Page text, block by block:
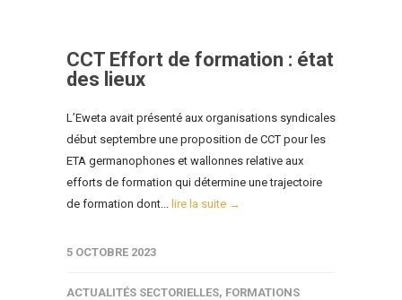
CCT Effort de formation : état
des lieux
L’Eweta avait présenté aux organisations syndicales
début septembre une proposition de CCT pour les
ETA germanophones et wallonnes relative aux
efforts de formation qui détermine une trajectoire
de formation dont... lire la suite →
5 OCTOBRE 2023
ACTUALITÉS SECTORIELLES, FORMATIONS